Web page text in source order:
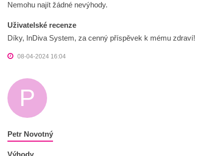
Nemohu najít žádné nevýhody.
Uživatelské recenze
Díky, InDiva System, za cenný příspěvek k mému zdraví!
08-04-2024 16:04
P
Petr Novotný
Výhody